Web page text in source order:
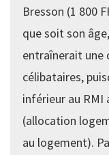
Bresson (1 800
que soit son
entraînerait une
célibataires,
inférieur au RMI
(allocation
au logement).